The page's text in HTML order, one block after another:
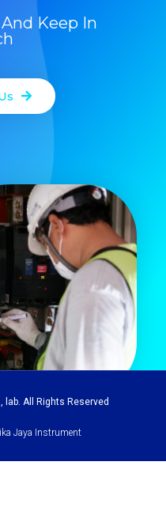
Keep In
, lab. All Rights Reserved
Jaya Instrument